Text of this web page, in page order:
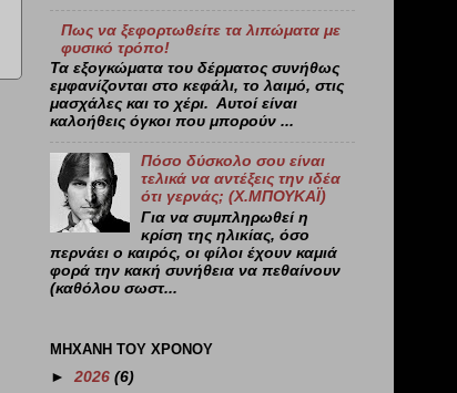
Πως να ξεφορτωθείτε τα λιπώματα με
φυσικό τρόπο!
Τα εξογκώματα του δέρματος συνήθως
εμφανίζονται στο κεφάλι, το λαιμό, στις
μασχάλες και το χέρι. Αυτοί είναι
καλοήθεις όγκοι που μπορούν ...
Πόσο δύσκολο σου είναι
τελικά να αντέξεις την ιδέα
ότι γερνάς; (X.ΜΠΟΥΚΑΪ)
Για να συμπληρωθεί η
κρίση της ηλικίας, όσο
περνάει ο καιρός, οι φίλοι έχουν καμιά
φορά την κακή συνήθεια να πεθαίνουν
(καθόλου σωστ...
ΜΗΧΑΝΗ ΤΟΥ ΧΡΟΝΟΥ
► 2026 (6)